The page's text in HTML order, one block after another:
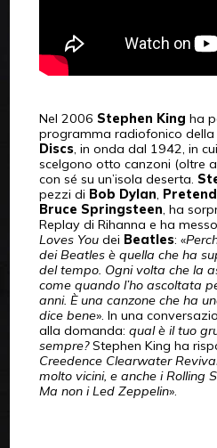
Nel 2006 Stephen King ha
programma radiofonico della
Discs, in onda dal 1942, in
scelgono otto canzoni (oltre
con sé su un’isola deserta.
pezzi di Bob Dylan,
Bruce Springsteen, ha
Replay di Rihanna e ha
Loves Youdei Beatles: «
dei Beatles è quella che ha
del tempo. Ogni volta che la
come quando l’ho ascoltata
anni. È una canzone che ha
dice bene». In una
alla domanda: qual è il tuo
sempre?Stephen King ha
Creedence Clearwater
molto vicini, e anche i Rolling
Ma non i Led Zeppelin».